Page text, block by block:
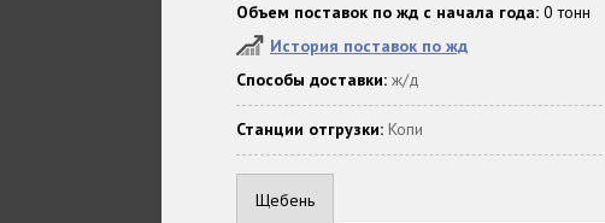
Объем поставок по жд с начала года: 0 тонн
История поставок по жд
Способы доставки: ж/д
Станции отгрузки: Копи
Щебень